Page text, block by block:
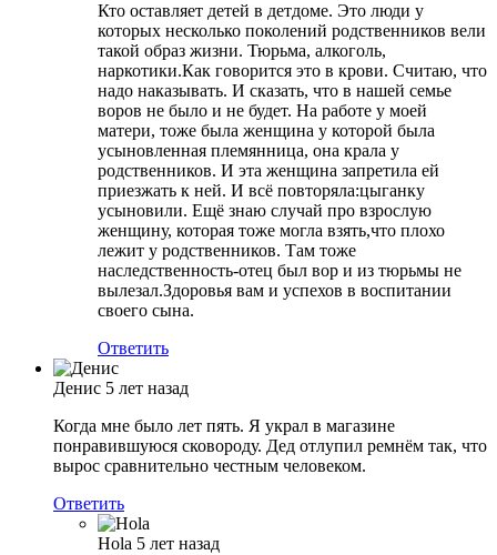
Кто оставляет детей в детдоме. Это люди у
которых несколько поколений родственников вели
такой образ жизни. Тюрьма, алкоголь,
наркотики.Как говорится это в крови. Считаю, что
надо наказывать. И сказать, что в нашей семье
воров не было и не будет. На работе у моей
матери, тоже была женщина у которой была
усыновленная племянница, она крала у
родственников. И эта женщина запретила ей
приезжать к ней. И всё повторяла:цыганку
усыновили. Ещё знаю случай про взрослую
женщину, которая тоже могла взять,что плохо
лежит у родственников. Там тоже
наследственность-отец был вор и из тюрьмы не
вылезал.Здоровья вам и успехов в воспитании
своего сына.
Ответить
Денис 5 лет назад
Когда мне было лет пять. Я украл в магазине
понравившуюся сковороду. Дед отлупил ремнём так, что
вырос сравнительно честным человеком.
Ответить
Hola 5 лет назад